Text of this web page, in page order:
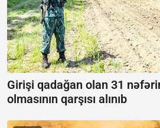
Girişi qadağan olan 31
olmasının qarşısı alınıb